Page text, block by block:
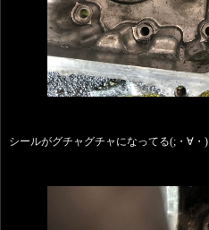
シールがグチャグチャになってる(;・∀・)